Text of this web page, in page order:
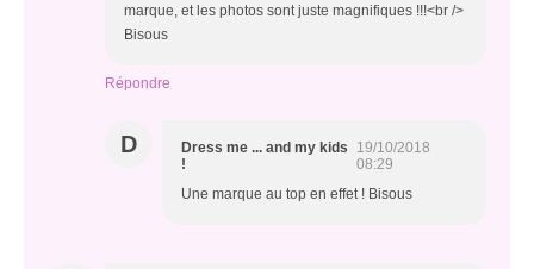
marque, et les photos sont juste magnifiques !!!<br />
Bisous
Répondre
D
Dress me ... and my kids
!
19/10/2018
08:29
Une marque au top en effet ! Bisous